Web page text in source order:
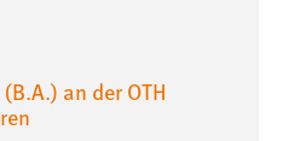
an der OTH